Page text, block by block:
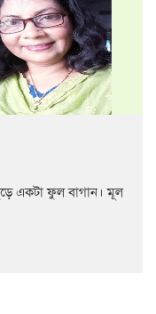
একটা ফুল বাগান। মূল